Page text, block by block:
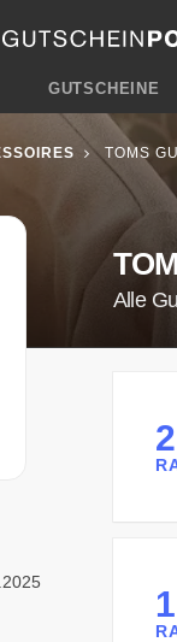
GUTSCHEINE
TOMS
Alle